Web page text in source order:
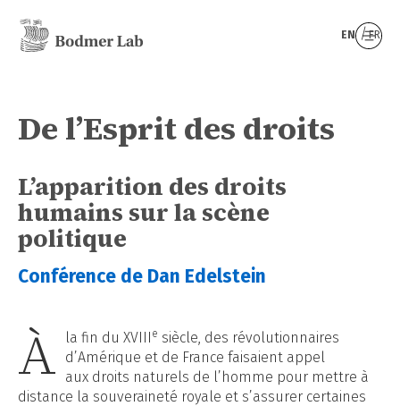
EN FR
De l’Esprit des droits
L’apparition des droits
humains sur la scène
politique
Conférence de Dan Edelstein
À la fin du XVIII e siècle, des révolutionnaires
d’Amérique et de France faisaient appel
aux droits naturels de l’homme pour mettre à
distance la souveraineté royale et s’assurer certaines